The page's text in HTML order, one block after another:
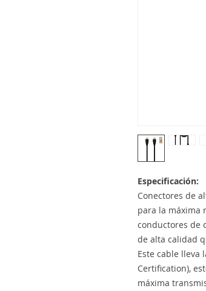
Especificación:
Conectores de
para la máxima
conductores de
de alta calidad
Este cable lleva
Certification),
máxima